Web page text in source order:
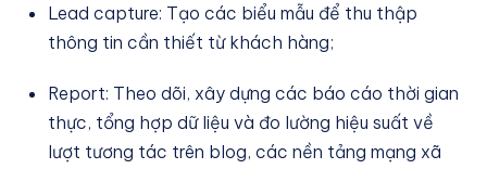
Lead capture: Tạo các biểu mẫu để thu thập
thông tin cần thiết từ khách hàng;
Report: Theo dõi, xây dựng các báo cáo thời gian
thực, tổng hợp dữ liệu và đo lường hiệu suất về
lượt tương tác trên blog, các nền tảng mạng xã